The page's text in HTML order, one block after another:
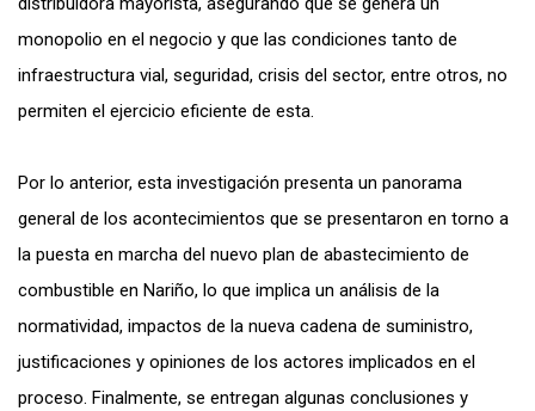
monopolio en el negocio y que las condiciones tanto de
infraestructura vial, seguridad, crisis del sector, entre otros, no
permiten el ejercicio eficiente de esta.
Por lo anterior, esta investigación presenta un panorama
general de los acontecimientos que se presentaron en torno a
la puesta en marcha del nuevo plan de abastecimiento de
combustible en Nariño, lo que implica un análisis de la
normatividad, impactos de la nueva cadena de suministro,
justificaciones y opiniones de los actores implicados en el
proceso. Finalmente, se entregan algunas conclusiones y